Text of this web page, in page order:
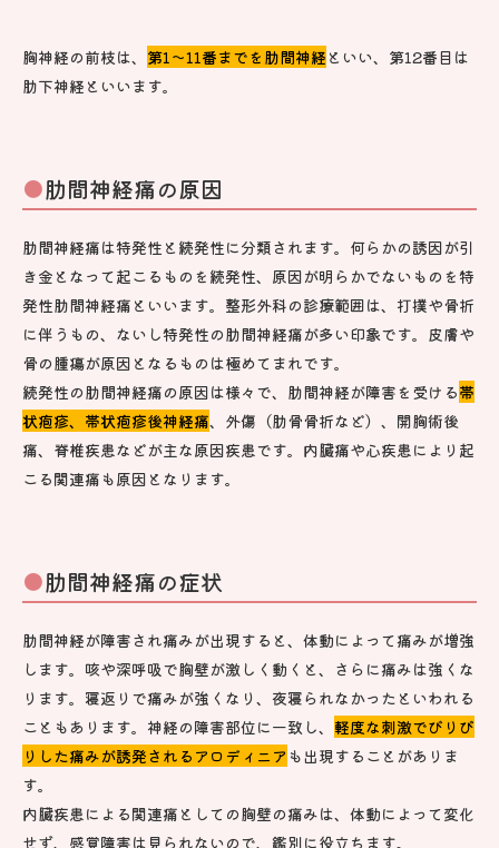
胸神経の前枝は、 第1～11番までを肋間神経 といい、第12番目は
肋下神経といいます。
肋間神経痛の原因
肋間神経痛は特発性と続発性に分類されます。何らかの誘因が引
き金となって起こるものを続発性、原因が明らかでないものを特
発性肋間神経痛といいます。整形外科の診療範囲は、打撲や骨折
に伴うもの、ないし特発性の肋間神経痛が多い印象です。皮膚や
骨の腫瘍が原因となるものは極めてまれです。
続発性の肋間神経痛の原因は様々で、肋間神経が障害を受ける帯
状疱疹、帯状疱疹後神経痛、外傷（肋骨骨折など）、開胸術後
痛、脊椎疾患などが主な原因疾患です。内臓痛や心疾患により起
こる関連痛も原因となります。
肋間神経痛の症状
肋間神経が障害され痛みが出現すると、体動によって痛みが増強
します。咳や深呼吸で胸壁が激しく動くと、さらに痛みは強くな
ります。寝返りで痛みが強くなり、夜寝られなかったといわれる
こともあります。神経の障害部位に一致し、 軽度な刺激でびりび
りした痛みが誘発されるアロディニア も出現することがありま
す。
内臓疾患による関連痛としての胸壁の痛みは、体動によって変化
せず、感覚障害は見られないので、鑑別に役立ちます。